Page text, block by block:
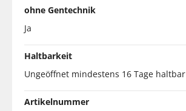
ohne Gentechnik
Ja
Haltbarkeit
Ungeöffnet mindestens 16 Tage haltbar
Artikelnummer